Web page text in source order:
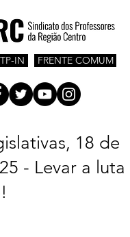
IN FRENTE COMUM
18 de
- Levar a luta